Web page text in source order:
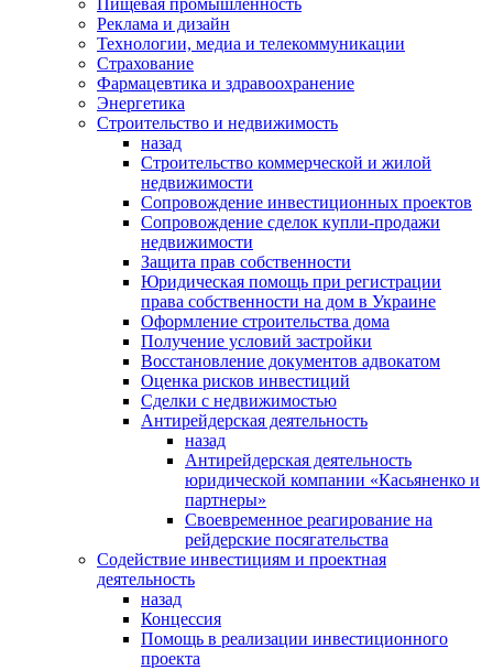
Пищевая промышленность
Реклама и дизайн
Технологии, медиа и телекоммуникации
Страхование
Фармацевтика и здравоохранение
Энергетика
Строительство и недвижимость
назад
Строительство коммерческой и жилой
недвижимости
Сопровождение инвестиционных проектов
Сопровождение сделок купли-продажи
недвижимости
Защита прав собственности
Юридическая помощь при регистрации
права собственности на дом в Украине
Оформление строительства дома
Получение условий застройки
Восстановление документов адвокатом
Оценка рисков инвестиций
Сделки с недвижимостью
Антирейдерская деятельность
назад
Антирейдерская деятельность
юридической компании «Касьяненко и
партнеры»
Своевременное реагирование на
рейдерские посягательства
Содействие инвестициям и проектная
деятельность
назад
Концессия
Помощь в реализации инвестиционного
проекта